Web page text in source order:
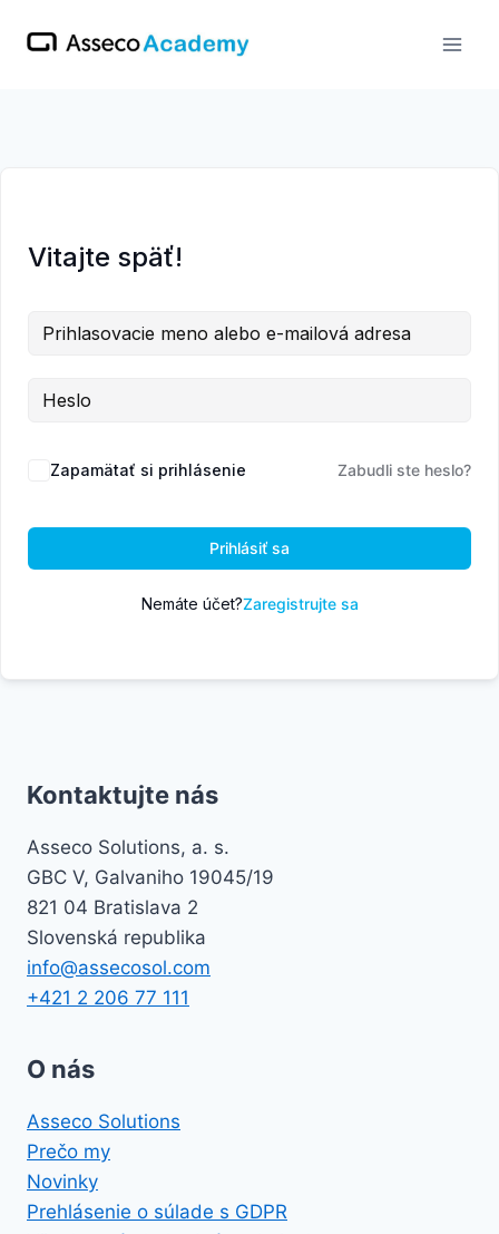
Vitajte späť!
Zapamätať si prihlásenie Zabudli ste heslo?
Prihlásiť sa
Nemáte účet?Zaregistrujte sa
Kontaktujte nás
Asseco Solutions, a. s.
GBC V, Galvaniho 19045/19
821 04 Bratislava 2
Slovenská republika
info@assecosol.com
+421 2 206 77 111
O nás
Asseco Solutions
Prečo my
Novinky
Prehlásenie o súlade s GDPR